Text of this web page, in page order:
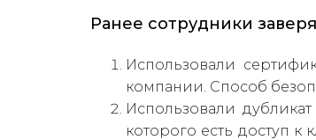
Ранее сотрудники
Использовали
компании. Способ
Использовали
которого есть доступ